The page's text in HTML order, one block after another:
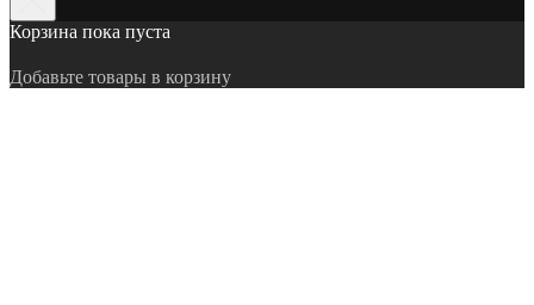
Корзина пока пуста
Добавьте товары в корзину